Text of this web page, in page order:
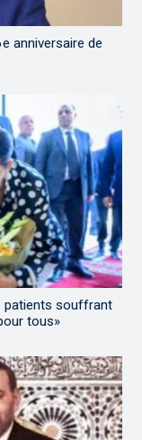
anniversaire de
patients souffrant
tous»